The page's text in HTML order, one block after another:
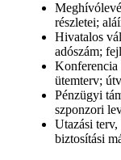
részletei;
Hivatalos
adószám;
Konferencia
ütemterv;
Pénzügyi
szponzori
Utazási terv,
biztosítási